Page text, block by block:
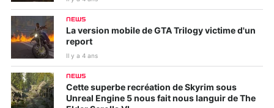
NEWS
La version mobile de GTA Trilogy victime d'un
report
Il y a 4 ans
NEWS
Cette superbe recréation de Skyrim sous
Unreal Engine 5 nous fait nous languir de The